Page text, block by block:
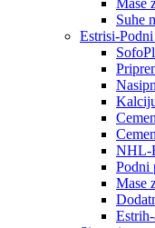
Suhe
Estrisi-Podni
NHL-
Podni
Mase